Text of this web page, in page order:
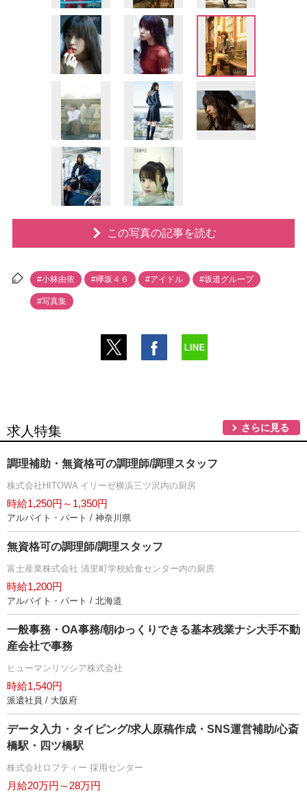
この写真の記事を読む
#小林由依 #欅坂４６ #アイドル #坂道グループ
#写真集
求人特集 さらに見る
調理補助・無資格可の調理師/調理スタッフ
株式会社HITOWA イリーゼ横浜三ツ沢内の厨房
時給1,250円～1,350円
アルバイト・パート / 神奈川県
無資格可の調理師/調理スタッフ
富士産業株式会社 清里町学校給食センター内の厨房
時給1,200円
アルバイト・パート / 北海道
一般事務・OA事務/朝ゆっくりできる基本残業ナシ大手不動
産会社で事務
ヒューマンリソシア株式会社
時給1,540円
派遣社員 / 大阪府
データ入力・タイピング/求人原稿作成・SNS運営補助/心斎
橋駅・四ツ橋駅
株式会社ロフティー 採用センター
月給20万円～28万円